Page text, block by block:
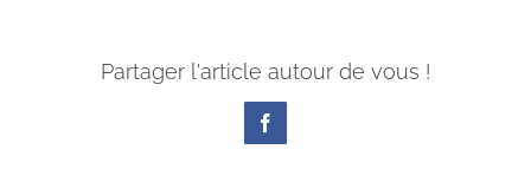
Partager l'article autour de vous !
Facebook